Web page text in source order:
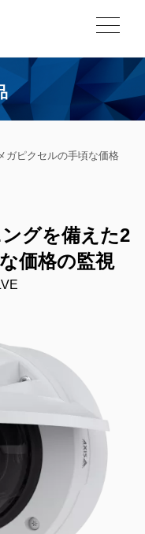
ガピクセルの手頃な価格
グを備えた2
価格の監視